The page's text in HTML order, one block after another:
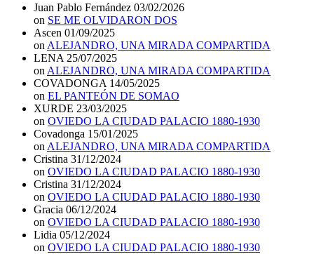
Juan Pablo Fernández 03/02/2026
on SE ME OLVIDARON DOS
Ascen 01/09/2025
on ALEJANDRO, UNA MIRADA COMPARTIDA
LENA 25/07/2025
on ALEJANDRO, UNA MIRADA COMPARTIDA
COVADONGA 14/05/2025
on EL PANTEÓN DE SOMAO
XURDE 23/03/2025
on OVIEDO LA CIUDAD PALACIO 1880-1930
Covadonga 15/01/2025
on ALEJANDRO, UNA MIRADA COMPARTIDA
Cristina 31/12/2024
on OVIEDO LA CIUDAD PALACIO 1880-1930
Cristina 31/12/2024
on OVIEDO LA CIUDAD PALACIO 1880-1930
Gracia 06/12/2024
on OVIEDO LA CIUDAD PALACIO 1880-1930
Lidia 05/12/2024
on OVIEDO LA CIUDAD PALACIO 1880-1930